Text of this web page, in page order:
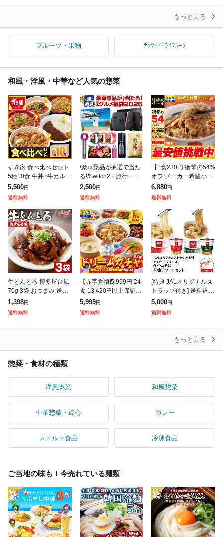
もっと見る
フルーツ・果物 ﾅｯﾂ･ﾄﾞﾗｲﾌﾙｰﾂ
和風・洋風・中華など人気の惣菜
すき家 食べ比べセット
5種10食 牛丼×牛カルビ
丼×豚生姜焼き丼×炭火
やきとり丼×横濱カレー
ール)】C
5,500円
送料無料
\豪華景品が抽選で当た
る!/Switch2・旅行・
米・和牛・ReFa・Dys
on・Apple Watch・Air
2,500円
送料無料
【1食230円!衝撃の54%
オフ!メーカー希望小売
価格15,000円→6,880
円】 牛めしの具(プレミ
6,880円
送料無料
牛とんとろ 博多屋台風
70g 3袋 おつまみ 送料
無料 お試し 国産 和牛
牛肉 トントロ 豚とろ
1,398円
送料無料
【赤字覚悟!5,999円!24
食 13,420円以上保証!】
松屋 新春 ドリームガチ
ャ 福袋 2026 最大27,42
5,999円
送料無料
[特典 JALオリジナルス
トラップ付き] 送料込み
ですかいシリーズ うど
ん / そば 20食 アソート
5,000円
送料無料
もっと見る
惣菜・食材の種類
洋風惣菜 和風惣菜
中華惣菜・点心 カレー
レトルト食品 冷凍食品
ご当地の味も！今売れている麺類